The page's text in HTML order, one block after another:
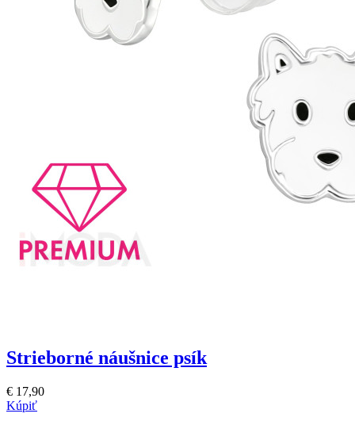
Strieborné náušnice psík
€ 17,90
Kúpiť